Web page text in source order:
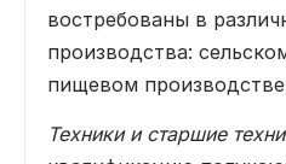
востребованы в
производства:
пищевом
Техники и старшие